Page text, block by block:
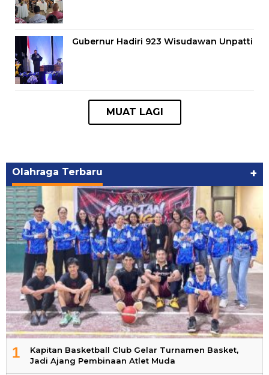
Gubernur Hadiri 923 Wisudawan Unpatti
Olahraga Terbaru +
1
Kapitan Basketball Club Gelar Turnamen Basket,
Jadi Ajang Pembinaan Atlet Muda